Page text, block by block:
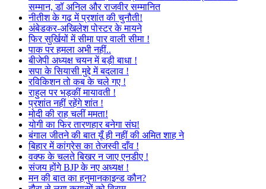
सम्मान, डॉ अनिल और राजवीर सम्मानित
नीतीश के गढ़ में प्रशांत की चुनौती!
अंबेडकर-अखिलेश पोस्टर के मायने
फिर सुर्खियों में सीमा पार वाली सीमा !
पाक पर हमला अभी नहीं..
बीजेपी अध्यक्ष चयन में बड़ी बाधा !
सपा के सियासी मुद्दे में बदलाव !
रविकिशन तो कब के चले गए !
राहुल पर भड़कीं मायावती !
प्रशांत नहीं रहेंगे शांत !
मोदी की राह चलीं ममता!
योगी का फिर तारणहार बनेगा संघ!
बंगाल जीतने की बात यूँ ही नहीं की अमित शाह ने
बिहार में कांग्रेस का तेजस्वी दाँव !
वक्फ के चलते बिखर न जाए एनडीए !
संजय होंगे BJP के नए अध्यक्ष !
मन की बात का हनुमानकाइन्ड कौन?